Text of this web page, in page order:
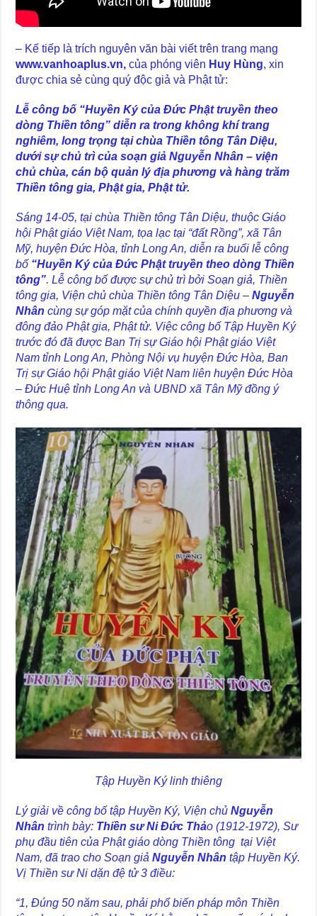
– Kế tiếp là trích nguyên văn bài viết trên trang mạng
www.vanhoaplus.vn, của phóng viên Huy Hùng, xin
được chia sẻ cùng quý độc giả và Phật tử:
Lễ công bố “Huyền Ký của Đức Phật truyền theo
dòng Thiền tông” diễn ra trong không khí trang
nghiêm, long trọng tại chùa Thiền tông Tân Diệu,
dưới sự chủ trì của soạn giả Nguyễn Nhân – viện
chủ chùa, cán bộ quản lý địa phương và hàng trăm
Thiền tông gia, Phật gia, Phật tử.
Sáng 14-05, tại chùa Thiền tông Tân Diệu, thuộc Giáo
hội Phật giáo Việt Nam, tọa lạc tại “đất Rồng”, xã Tân
Mỹ, huyện Đức Hòa, tỉnh Long An, diễn ra buổi lễ công
bố “Huyền Ký của Đức Phật truyền theo dòng Thiền
tông”. Lễ công bố được sự chủ trì bởi Soạn giả, Thiền
tông gia, Viện chủ chùa Thiền tông Tân Diệu –Nguyễn
Nhân cùng sự góp mặt của chính quyền địa phương và
đông đảo Phật gia, Phật tử. Việc công bố Tập Huyền Ký
trước đó đã được Ban Trị sự Giáo hội Phật giáo Việt
Nam tỉnh Long An, Phòng Nội vụ huyện Đức Hòa, Ban
Trị sự Giáo hội Phật giáo Việt Nam liên huyện Đức Hòa
– Đức Huệ tỉnh Long An và UBND xã Tân Mỹ đồng ý
thông qua.
Tập Huyền Ký linh thiêng
Lý giải về công bố tập Huyền Ký, Viện chủNguyễn
Nhân trình bày: Thiền sư Ni Đức Thảo (1912-1972), Sư
phụ đầu tiên của Phật giáo dòng Thiền tông tại Việt
Nam, đã trao cho Soạn giảNguyễn Nhân tập Huyền Ký.
Vị Thiền sư Ni dặn đệ tử 3 điều:
“1, Đúng 50 năm sau, phải phổ biến pháp môn Thiền